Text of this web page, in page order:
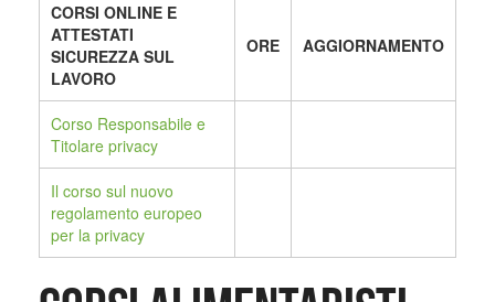
CORSI ONLINE E
ATTESTATI
SICUREZZA SUL
LAVORO
ORE AGGIORNAMENTO
Corso Responsabile e
Titolare privacy
Il corso sul nuovo
regolamento europeo
per la privacy